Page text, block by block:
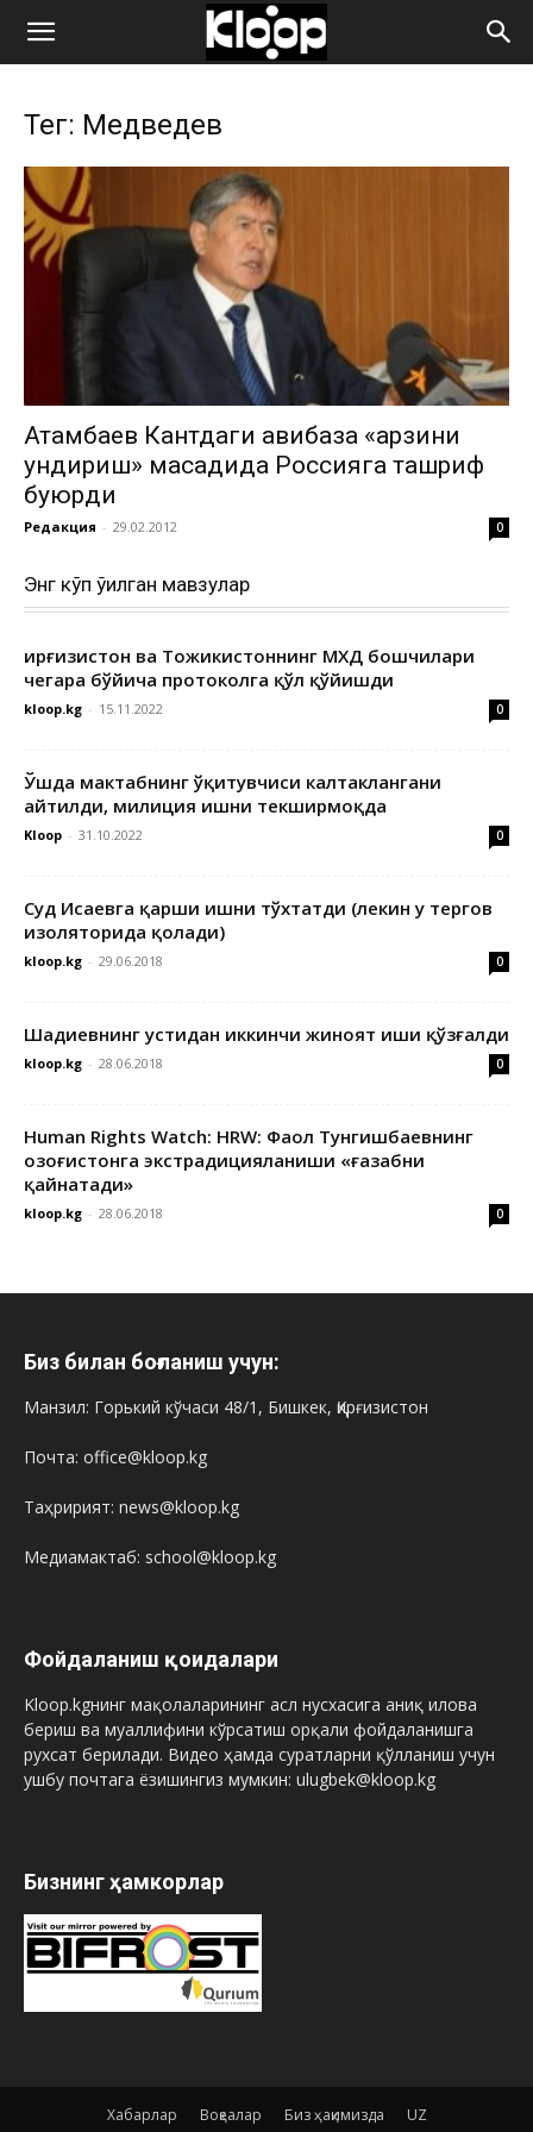
ҚИРҒИЗИСТОН
ЯНГИЛИКЛАРИ
Тег: Медведев
Атамбаев Кантдаги авибаза «қарзини
ундириш» мақсадида Россияга ташриф
буюрди
Редакция - 29.02.2012 0
Энг кўп ўқилган мавзулар
Қирғизистон ва Тожикистоннинг МХДҚ бошчилари
чегара бўйича протоколга қўл қўйишди
kloop.kg - 15.11.2022 0
Ўшда мактабнинг ўқитувчиси калтаклангани
айтилди, милиция ишни текширмоқда
Kloop - 31.10.2022 0
Суд Исаевга қарши ишни тўхтатди (лекин у тергов
изоляторида қолади)
kloop.kg - 29.06.2018 0
Шадиевнинг устидан иккинчи жиноят иши қўзғалди
kloop.kg - 28.06.2018 0
Human Rights Watch: HRW: Фаол Тунгишбаевнинг
Қозоғистонга экстрадицияланиши «ғазабни
қайнатади»
kloop.kg - 28.06.2018 0
Биз билан боғланиш учун:
Манзил: Горький кўчаси 48/1, Бишкек, Қирғизистон
Почта: office@kloop.kg
Таҳририят: news@kloop.kg
Медиамактаб: school@kloop.kg
Фойдаланиш қоидалари
Kloop.kgнинг мақолаларининг асл нусхасига аниқ илова
бериш ва муаллифини кўрсатиш орқали фойдаланишга
рухсат берилади. Видео ҳамда суратларни қўлланиш учун
ушбу почтага ёзишингиз мумкин: ulugbek@kloop.kg
Бизнинг ҳамкорлар
Хабарлар Воқеалар Биз ҳақимизда UZ